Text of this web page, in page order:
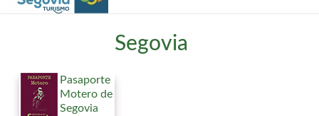
Segovia
Pasaporte
Motero de
Segovia